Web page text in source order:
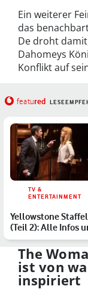
Ein weiterer
das
De droht
Dahomeys
Konflikt auf
featured
TV &
ENTERTAINMENT
Yellowstone
(Teil 2): Alle Infos
Streaming-
The
ist von
inspiriert